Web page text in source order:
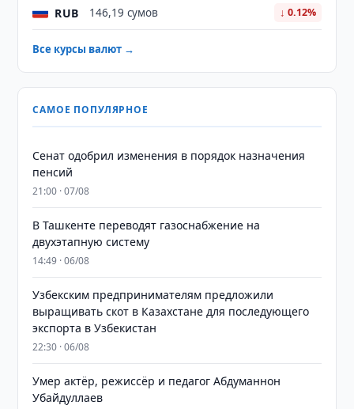
RUB 146,19 сумов ↓ 0.12%
Все курсы валют →
САМОЕ ПОПУЛЯРНОЕ
Сенат одобрил изменения в порядок назначения
пенсий
21:00 · 07/08
В Ташкенте переводят газоснабжение на
двухэтапную систему
14:49 · 06/08
Узбекским предпринимателям предложили
выращивать скот в Казахстане для последующего
экспорта в Узбекистан
22:30 · 06/08
Умер актёр, режиссёр и педагог Абдуманнон
Убайдуллаев